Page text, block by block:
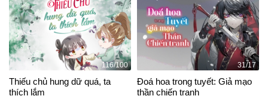
116/100
Thiếu chủ hung dữ quá, ta
thích lắm
31/17
Đoá hoa trong tuyết: Giả mạo
thần chiến tranh